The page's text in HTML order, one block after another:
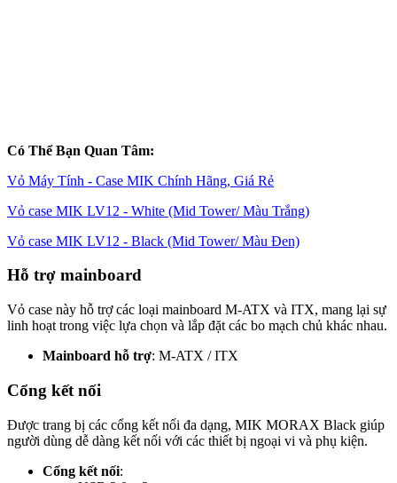
Có Thể Bạn Quan Tâm:
Vỏ Máy Tính - Case MIK Chính Hãng, Giá Rẻ
Vỏ case MIK LV12 - White (Mid Tower/ Màu Trắng)
Vỏ case MIK LV12 - Black (Mid Tower/ Màu Đen)
Hỗ trợ mainboard
Vỏ case này hỗ trợ các loại mainboard M-ATX và ITX, mang lại sự
linh hoạt trong việc lựa chọn và lắp đặt các bo mạch chủ khác nhau.
Mainboard hỗ trợ: M-ATX / ITX
Cổng kết nối
Được trang bị các cổng kết nối đa dạng, MIK MORAX Black giúp
người dùng dễ dàng kết nối với các thiết bị ngoại vi và phụ kiện.
Cổng kết nối: